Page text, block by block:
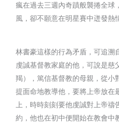
瘋在過去三週內奇蹟般襲捲全球
風，卻不願意在明星賽中迸發熱
林書豪這樣的行為矛盾，可追溯
虔誠基督教家庭的他，可說是慈
羯），篤信基督教的母親，從小
提面命地教導他，要將上帝放在
上，時時刻刻要他虔誠對上帝
約，他也在初中便開始在教會中